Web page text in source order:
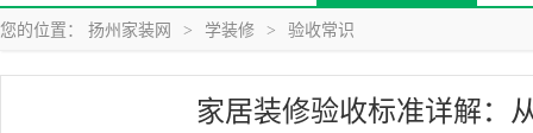
您的位置： 扬州家装网 > 学装修 > 验收常识
家居装修验收标准详解：